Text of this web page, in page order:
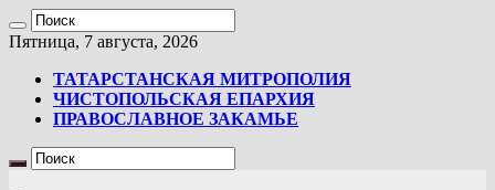
Пятница, 7 августа, 2026
ТАТАРСТАНСКАЯ МИТРОПОЛИЯ
ЧИСТОПОЛЬСКАЯ ЕПАРХИЯ
ПРАВОСЛАВНОЕ ЗАКАМЬЕ